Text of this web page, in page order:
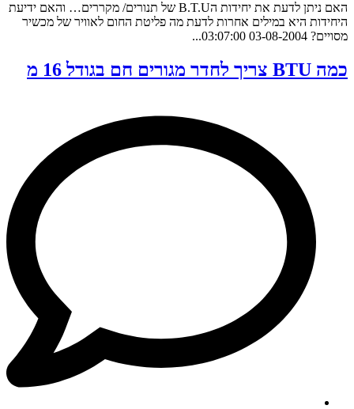
האם ניתן לדעת את יחידות הB.T.U של תנורים/ מקררים… והאם ידיעת
היחידות היא במילים אחרות לדעת מה פליטת החום לאוויר של מכשיר
מסויים? 03-08-2004 03:07:00...
כמה BTU צריך לחדר מגורים חם בגודל 16 מ